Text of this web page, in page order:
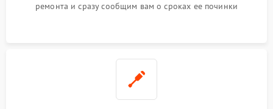
ремонта и сразу сообщим вам о сроках ее починки